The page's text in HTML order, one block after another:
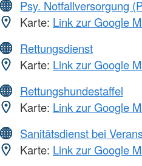
Psy. Notfallversorgung
Karte: Link zur Google
Rettungsdienst
Karte: Link zur Google
Rettungshundestaffel
Karte: Link zur Google
Sanitätsdienst bei
Karte: Link zur Google